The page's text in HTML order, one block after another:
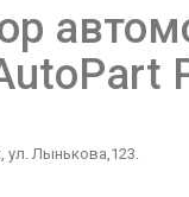
ул. Лынькова,123.